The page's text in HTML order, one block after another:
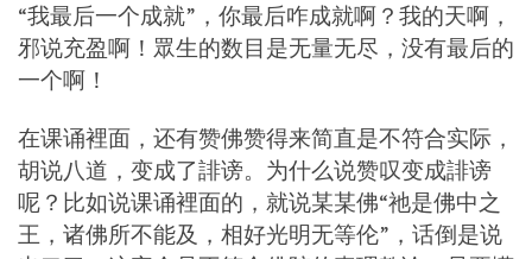
“我最后一个成就”，你最后咋成就啊？我的天啊，
邪说充盈啊！眾生的数目是无量无尽，没有最后的
一个啊！
在课诵裡面，还有赞佛赞得来简直是不符合实际，
胡说八道，变成了誹谤。为什么说赞叹变成誹谤
呢？比如说课诵裡面的，就说某某佛“祂是佛中之
王，诸佛所不能及，相好光明无等伦”，话倒是说